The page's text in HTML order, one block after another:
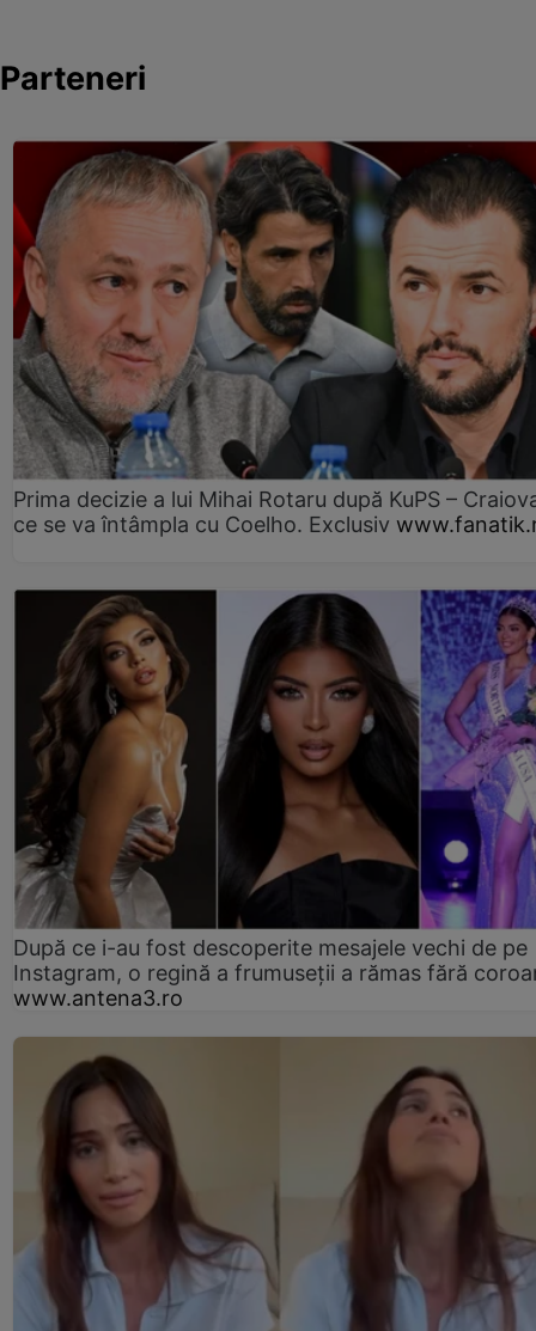
Parteneri
Prima decizie a lui Mihai Rotaru după KuPS –
ce se va întâmpla cu Coelho. Exclusiv
După ce i-au fost descoperite mesajele vechi de pe
Instagram, o regină a frumuseții a rămas fără
www.antena3.ro